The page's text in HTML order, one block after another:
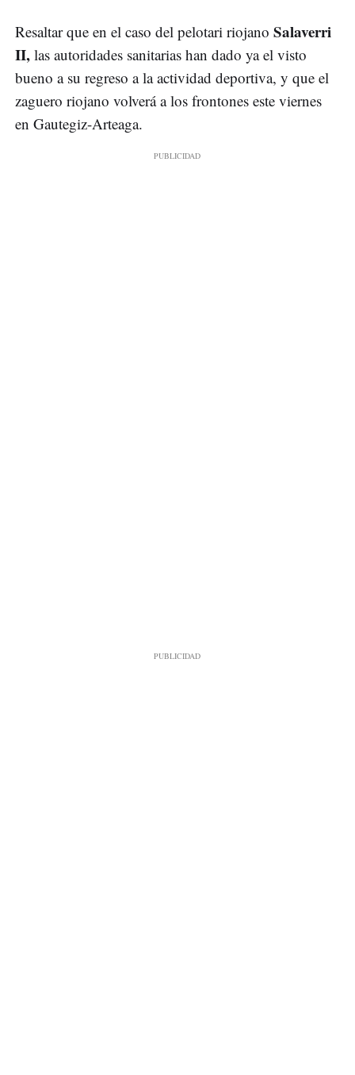
Resaltar que en el caso del pelotari riojano Salaverri
II, las autoridades sanitarias han dado ya el visto
bueno a su regreso a la actividad deportiva, y que el
zaguero riojano volverá a los frontones este viernes
en Gautegiz-Arteaga.